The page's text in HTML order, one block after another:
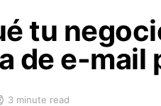
tu
de e-mail
3 minute read